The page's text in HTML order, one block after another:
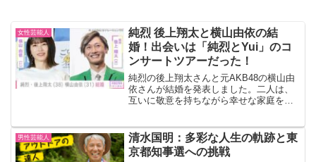
女性芸能人
純烈 後上翔太と横山由依の結
婚！出会いは「純烈とYui」のコ
ンサートツアーだった！
純烈の後上翔太さんと元AKB48の横山由
依さんが結婚を発表しました。二人は、
互いに敬意を持ちながら幸せな家庭を築
ます。いつも応援してくださる皆様へご
報告があります！ p...
男性芸能人
清水国明：多彩な人生の軌跡と東
京都知事選への挑戦